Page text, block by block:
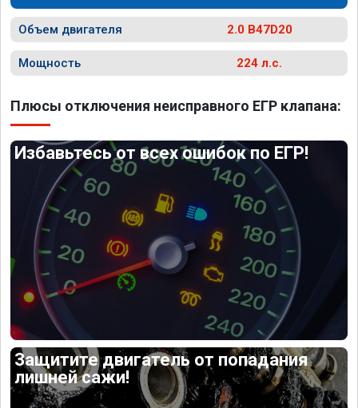
Объем двигателя 2.0 B47D20
Мощность 224 л.с.
Плюсы отключения неисправного ЕГР клапана:
Избавьтесь от всех ошибок по ЕГР!
Защитите двигатель от попадания
лишней сажи!